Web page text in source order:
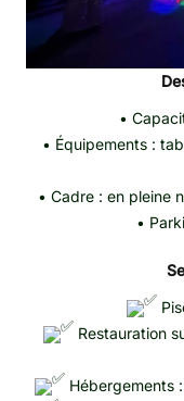
•
• Équipements :
• Cadre : en pleine
•
Restauration
Hébergements